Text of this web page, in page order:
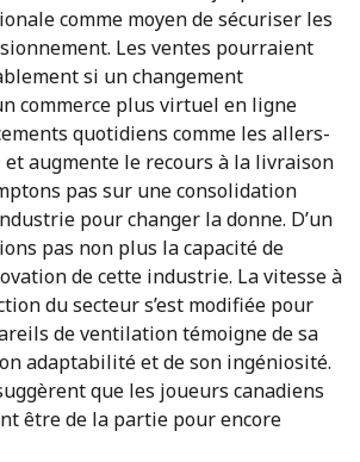
comme moyen de sécuriser les
Les ventes pourraient
si un changement
commerce plus virtuel en ligne
quotidiens comme les allers-
augmente le recours à la livraison
pas sur une consolidation
pour changer la donne. D’un
pas non plus la capacité de
de cette industrie. La vitesse à
du secteur s’est modifiée pour
de ventilation témoigne de sa
adaptabilité et de son ingéniosité.
que les joueurs canadiens
être de la partie pour encore